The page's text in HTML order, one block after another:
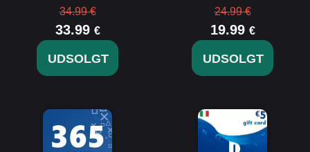
34.99 €
33.99 €
UDSOLGT
24.99 €
19.99 €
UDSOLGT